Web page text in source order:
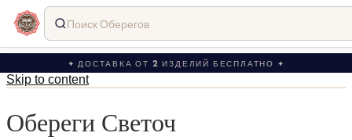
✦ ДОСТАВКА ОТ 2 ИЗДЕЛИЙ БЕСПЛАТНО ✦
Skip to content
Обереги Светоч
Поиск Оберегов